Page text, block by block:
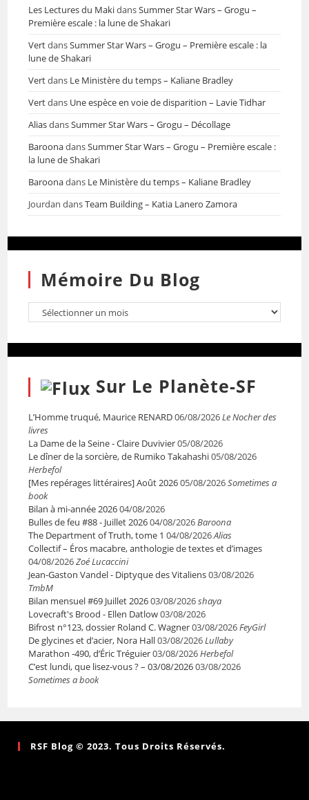
Les Lectures du MakidansSummer Star Wars – Grogu –
Première escale : la lune de Shakari
VertdansSummer Star Wars – Grogu – Première escale : la
lune de Shakari
Vertdans Le Ministère du temps – Kaliane Bradley
Vertdans Une espèce en voie de disparition – Lavie Tidhar
AliasdansSummer Star Wars – Grogu – Décollage
BaroonadansSummer Star Wars – Grogu – Première escale :
la lune de Shakari
Baroonadans Le Ministère du temps – Kaliane Bradley
Jourdan dansTeam Building – Katia Lanero Zamora
Mémoire Du Blog
Sur Le Planète-SF
L’Homme truqué, Maurice RENARD06/08/2026Le Nocher des
livres
La Dame de la Seine - Claire Duvivier05/08/2026
Le dîner de la sorcière, de Rumiko Takahashi05/08/2026
Herbefol
[Mes repérages littéraires] Août 202605/08/2026Sometimes a
book
Bilan à mi-année 202604/08/2026
Bulles de feu #88 - Juillet 202604/08/2026Baroona
The Department of Truth, tome 1 04/08/2026Alias
Collectif – Éros macabre, anthologie de textes et d’images
04/08/2026Zoé Lucaccini
Jean-Gaston Vandel - Diptyque des Vitaliens03/08/2026
TmbM
Bilan mensuel #69 Juillet 202603/08/2026shaya
Lovecraft's Brood - Ellen Datlow03/08/2026
Bifrost n°123, dossier Roland C. Wagner03/08/2026FeyGirl
De glycines et d’acier, Nora Hall03/08/2026Lullaby
Marathon -490, d’Éric Tréguier03/08/2026Herbefol
C’est lundi, que lisez-vous ? – 03/08/202603/08/2026
Sometimes a book
RSF Blog © 2023. Tous Droits Réservés.